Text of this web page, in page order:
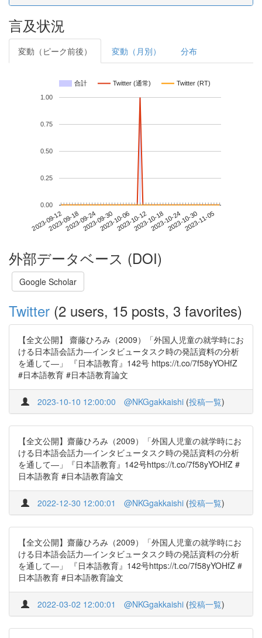
言及状況
変動（ピーク前後） 変動（月別） 分布
合計 Twitter (通常) Twitter (RT)
2023-09-122023-09-182023-09-242023-09-302023-10-062023-10-122023-10-182023-10-242023-10-302023-11-05
0.00
0.25
0.50
0.75
1.00
外部データベース (DOI)
Google Scholar
Twitter (2 users, 15 posts, 3 favorites)
【全文公開】 齋藤ひろみ（2009）「外国人児童の就学時にお
ける日本語会話力―インタビュータスク時の発話資料の分析
を通して―」 『日本語教育』142号 https://t.co/7f58yYOHfZ
#日本語教育 #日本語教育論文
2023-10-10 12:00:00 @NKGgakkaishi (投稿一覧)
【全文公開】齋藤ひろみ（2009）「外国人児童の就学時にお
ける日本語会話力―インタビュータスク時の発話資料の分析
を通して―」『日本語教育』142号https://t.co/7f58yYOHfZ #
日本語教育 #日本語教育論文
2022-12-30 12:00:01 @NKGgakkaishi (投稿一覧)
【全文公開】齋藤ひろみ（2009）「外国人児童の就学時にお
ける日本語会話力―インタビュータスク時の発話資料の分析
を通して―」 『日本語教育』142号https://t.co/7f58yYOHfZ #
日本語教育 #日本語教育論文
2022-03-02 12:00:01 @NKGgakkaishi (投稿一覧)